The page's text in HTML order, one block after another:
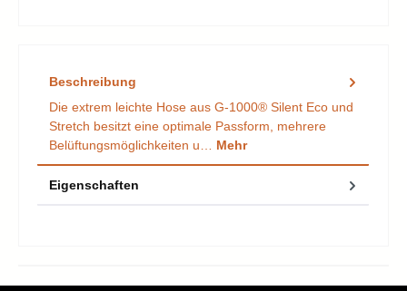
Beschreibung
Die extrem leichte Hose aus G-1000® Silent Eco und
Stretch besitzt eine optimale Passform, mehrere
Belüftungsmöglichkeiten u… Mehr
Eigenschaften